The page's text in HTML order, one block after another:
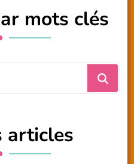
mots clés
? articles